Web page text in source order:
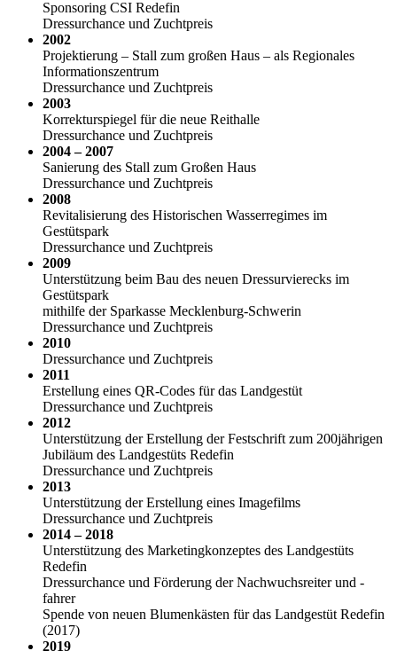
Sponsoring CSI Redefin
Dressurchance und Zuchtpreis
2002
Projektierung – Stall zum großen Haus – als Regionales
Informationszentrum
Dressurchance und Zuchtpreis
2003
Korrekturspiegel für die neue Reithalle
Dressurchance und Zuchtpreis
2004 – 2007
Sanierung des Stall zum Großen Haus
Dressurchance und Zuchtpreis
2008
Revitalisierung des Historischen Wasserregimes im
Gestütspark
Dressurchance und Zuchtpreis
2009
Unterstützung beim Bau des neuen Dressurvierecks im
Gestütspark
mithilfe der Sparkasse Mecklenburg-Schwerin
Dressurchance und Zuchtpreis
2010
Dressurchance und Zuchtpreis
2011
Erstellung eines QR-Codes für das Landgestüt
Dressurchance und Zuchtpreis
2012
Unterstützung der Erstellung der Festschrift zum 200jährigen
Jubiläum des Landgestüts Redefin
Dressurchance und Zuchtpreis
2013
Unterstützung der Erstellung eines Imagefilms
Dressurchance und Zuchtpreis
2014 – 2018
Unterstützung des Marketingkonzeptes des Landgestüts
Redefin
Dressurchance und Förderung der Nachwuchsreiter und -
fahrer
Spende von neuen Blumenkästen für das Landgestüt Redefin
(2017)
2019